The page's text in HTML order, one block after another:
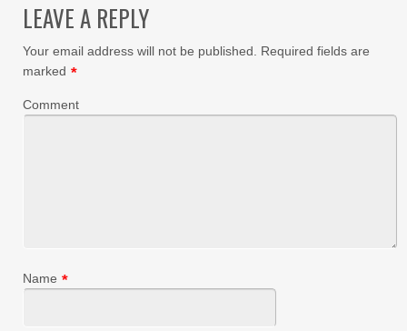
LEAVE A REPLY
Your email address will not be published. Required fields are
marked *
Comment
Name *